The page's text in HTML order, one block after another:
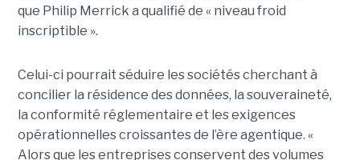
que Philip Merrick a qualifié de « niveau froid
inscriptible ».
Celui-ci pourrait séduire les sociétés cherchant à
concilier la résidence des données, la souveraineté,
la conformité réglementaire et les exigences
opérationnelles croissantes de l’ère agentique. «
Alors que les entreprises conservent des volumes